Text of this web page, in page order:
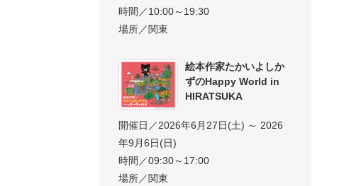
時間／10:00～19:30
場所／関東
絵本作家たかいよしか
ずのHappy World in
HIRATSUKA
開催日／2026年6月27日(土) ～ 2026
年9月6日(日)
時間／09:30～17:00
場所／関東